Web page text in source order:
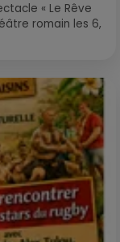
« Le Rêve
romain les 6,